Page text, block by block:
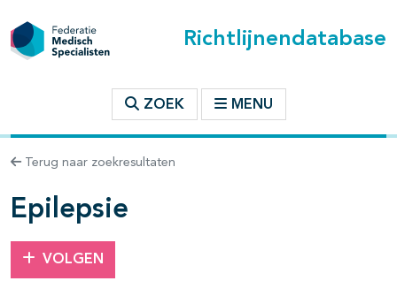
Richtlijnendatabase
ZOEK MENU
Terug naar zoekresultaten
Epilepsie
VOLGEN
binnen deze richtlijn